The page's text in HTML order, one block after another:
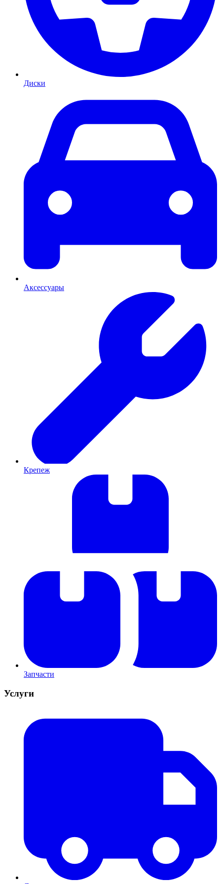
Диски
Аксессуары
Крепеж
Запчасти
Услуги